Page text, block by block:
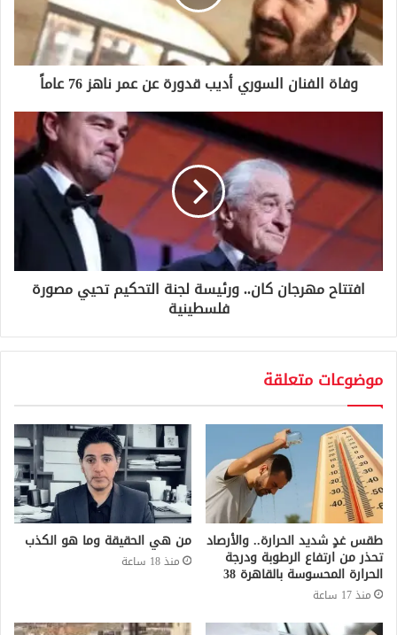
ك
ت
ر
ي
وفاة الفنان السوري أديب قدورة عن عمر ناهز 76 عاماً
افتتاح مهرجان كان.. ورئيسة لجنة التحكيم تحيي مصورة
فلسطينية
موضوعات متعلقة
طقس غدٍ شديد الحرارة.. والأرصاد
تحذر من ارتفاع الرطوبة ودرجة
الحرارة المحسوسة بالقاهرة 38
منذ 17 ساعة
من هي الحقيقة وما هو الكذب
منذ 18 ساعة